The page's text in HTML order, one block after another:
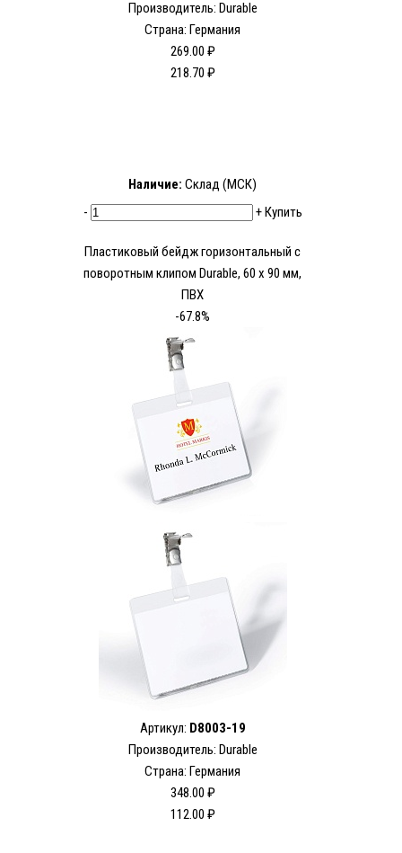
Производитель: Durable
Страна: Германия
269.00 ₽
218.70 ₽
Наличие: Склад (МСК)
-
+Купить
Пластиковый бейдж горизонтальный с
поворотным клипом Durable, 60 х 90 мм,
ПВХ
-67.8%
Артикул: D8003-19
Производитель: Durable
Страна: Германия
348.00 ₽
112.00 ₽